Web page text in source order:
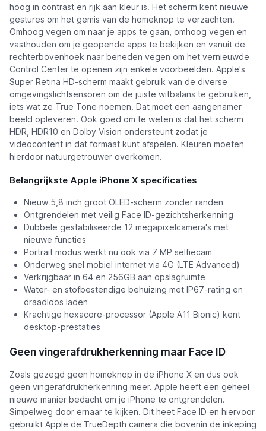
hoog in contrast en rijk aan kleur is. Het scherm kent nieuwe
gestures om het gemis van de homeknop te verzachten.
Omhoog vegen om naar je apps te gaan, omhoog vegen en
vasthouden om je geopende apps te bekijken en vanuit de
rechterbovenhoek naar beneden vegen om het vernieuwde
Control Center te openen zijn enkele voorbeelden. Apple's
Super Retina HD-scherm maakt gebruik van de diverse
omgevingslichtsensoren om de juiste witbalans te gebruiken,
iets wat ze True Tone noemen. Dat moet een aangenamer
beeld opleveren. Ook goed om te weten is dat het scherm
HDR, HDR10 en Dolby Vision ondersteunt zodat je
videocontent in dat formaat kunt afspelen. Kleuren moeten
hierdoor natuurgetrouwer overkomen.
Belangrijkste Apple iPhone X specificaties
Nieuw 5,8 inch groot OLED-scherm zonder randen
Ontgrendelen met veilig Face ID-gezichtsherkenning
Dubbele gestabiliseerde 12 megapixelcamera's met
nieuwe functies
Portrait modus werkt nu ook via 7 MP selfiecam
Onderweg snel mobiel internet via 4G (LTE Advanced)
Verkrijgbaar in 64 en 256GB aan opslagruimte
Water- en stofbestendige behuizing met IP67-rating en
draadloos laden
Krachtige hexacore-processor (Apple A11 Bionic) kent
desktop-prestaties
Geen vingerafdrukherkenning maar Face ID
Zoals gezegd geen homeknop in de iPhone X en dus ook
geen vingerafdrukherkenning meer. Apple heeft een geheel
nieuwe manier bedacht om je iPhone te ontgrendelen.
Simpelweg door ernaar te kijken. Dit heet Face ID en hiervoor
gebruikt Apple de TrueDepth camera die bovenin de inkeping